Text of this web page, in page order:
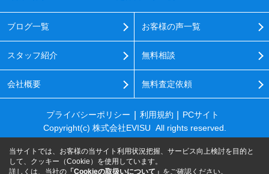
ブログ一覧
スタッフ紹介
会社概要
お客様の声一覧
無料相談
無料査定依頼
プライバシーポリシー 利用規約
PCサイト
Copyright(c) 株式会社EVISU All rights reserved.
当サイトでは、お客様の当サイト利用状況把握、サービス向上検討を目的と
して、クッキー（Cookie）を使用しています。
詳しくは、当社の 「Cookieの取扱いについて」 をご確認ください。